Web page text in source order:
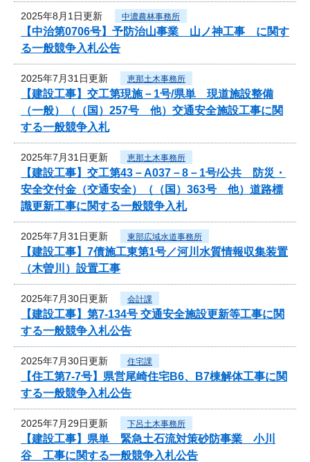
2025年8月1日更新 中濃農林事務所
【中治第0706号】予防治山事業 山ノ神工事 に関す
る一般競争入札公告
2025年7月31日更新 恵那土木事務所
【建設工事】交工第現施－1号/県単 現道施設整備
（一般）（（国）257号 他）交通安全施設工事に関
する一般競争入札
2025年7月31日更新 恵那土木事務所
【建設工事】交工第43－A037－8－1号/公共 防災・
安全交付金（交通安全）（（国）363号 他）道路標
識更新工事に関する一般競争入札
2025年7月31日更新 東部広域水道事務所
【建設工事】7債施工東第1号／河川水質情報収集装置
（木曽川）設置工事
2025年7月30日更新 会計課
【建設工事】第7-134号 交通安全施設更新等工事に関
する一般競争入札公告
2025年7月30日更新 住宅課
【住工第7-7号】県営尾崎住宅B6、B7棟解体工事に関
する一般競争入札公告
2025年7月29日更新 下呂土木事務所
【建設工事】県単 緊急土石流対策砂防事業 小川
谷 工事に関する一般競争入札公告